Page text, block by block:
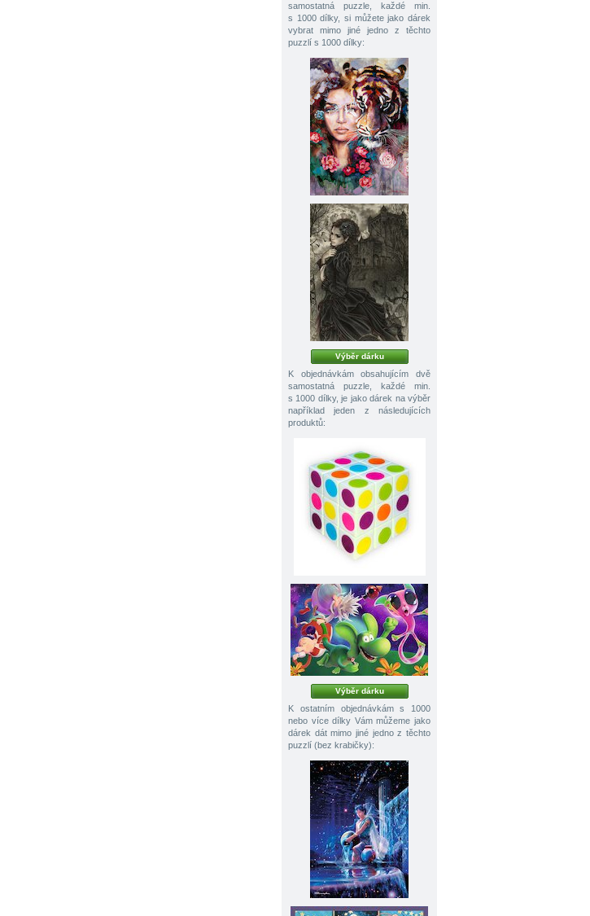
samostatná puzzle, každé min.
s 1000 dílky, si můžete jako dárek
vybrat mimo jiné jedno z těchto
puzzlí s 1000 dílky:
Výběr dárku
K objednávkám obsahujícím dvě
samostatná puzzle, každé min.
s 1000 dílky, je jako dárek na výběr
například jeden z následujících
produktů:
Výběr dárku
K ostatním objednávkám s 1000
nebo více dílky Vám můžeme jako
dárek dát mimo jiné jedno z těchto
puzzlí (bez krabičky):